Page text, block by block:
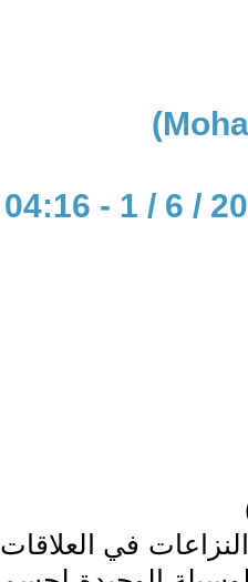
في العلاقات